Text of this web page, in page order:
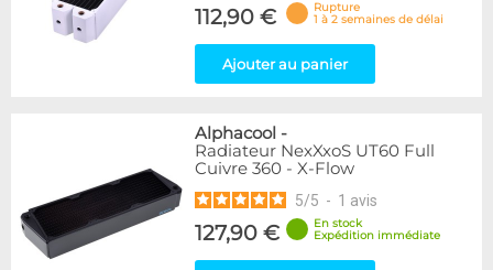
112,90 €
Rupture
1 à 2 semaines de délai
Ajouter au panier
Alphacool -
Radiateur NexXxoS UT60 Full
Cuivre 360 - X-Flow
5/5 - 1 avis
127,90 €
En stock
Expédition immédiate